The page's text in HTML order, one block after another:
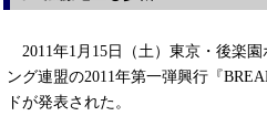
2011年1月15日（土）東京・後楽
ング連盟の2011年第一弾興行『
ドが発表された。